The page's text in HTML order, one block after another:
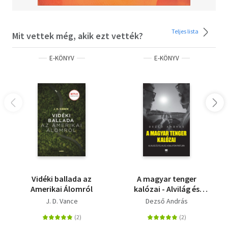
Mit vettek még, akik ezt vették? Teljes lista
E-KÖNYV
Vidéki ballada az
Amerikai Álomról
J. D. Vance
E-KÖNYV
A magyar tenger
kalózai - Alvilág és
felvilág a Balaton
Dezső András